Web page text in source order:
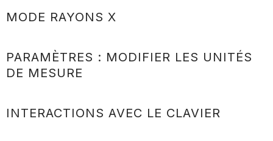
MODE RAYONS X
PARAMÈTRES : MODIFIER LES UNITÉS
DE MESURE
INTERACTIONS AVEC LE CLAVIER